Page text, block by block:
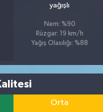
yağışlı
Nem: %90
Rüzgar: 19 km/h
Yağış Olasılığı: %88
Orta